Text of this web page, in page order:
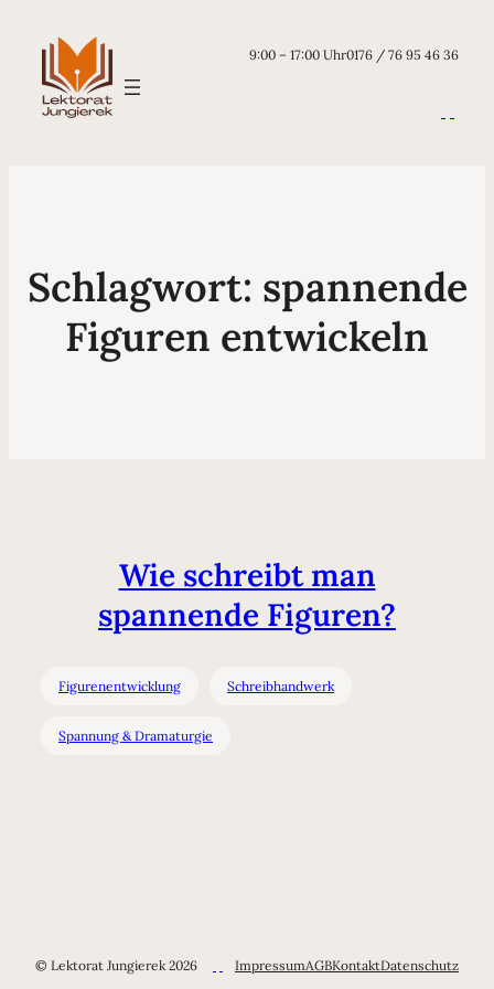
9:00 – 17:00 Uhr0176 / 76 95 46 36
Schlagwort: spannende
Figuren entwickeln
Wie schreibt man
spannende Figuren?
Figurenentwicklung Schreibhandwerk
Spannung & Dramaturgie
© Lektorat Jungierek 2026 ImpressumAGBKontaktDatenschutz